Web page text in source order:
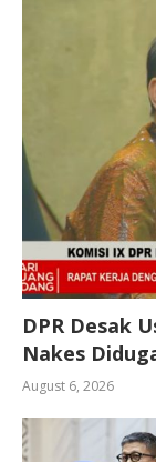
DPR Desak
Nakes
August 6, 2026